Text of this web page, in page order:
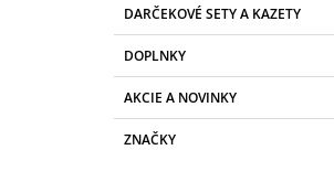
DARČEKOVÉ SETY A KAZETY
DOPLNKY
AKCIE A NOVINKY
ZNAČKY